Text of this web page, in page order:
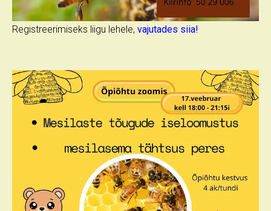
Registreerimiseks liigu lehele, vajutades siia!